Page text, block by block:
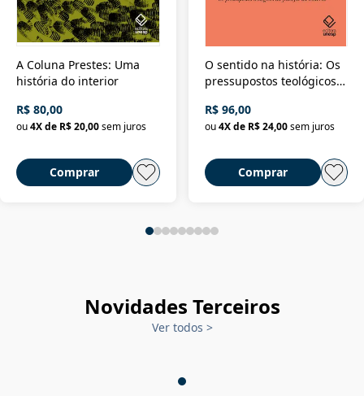
A Coluna Prestes: Uma
história do interior
R$ 80,00
ou4X de R$ 20,00sem juros
Comprar
O sentido na história: Os
pressupostos teológicos
R$ 96,00
ou 4X de R$ 24,00 sem juros
Comprar
Novidades Terceiros
Ver todos >